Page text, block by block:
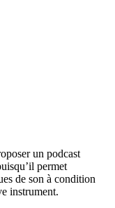
un podcast
permet
de son à condition
instrument.